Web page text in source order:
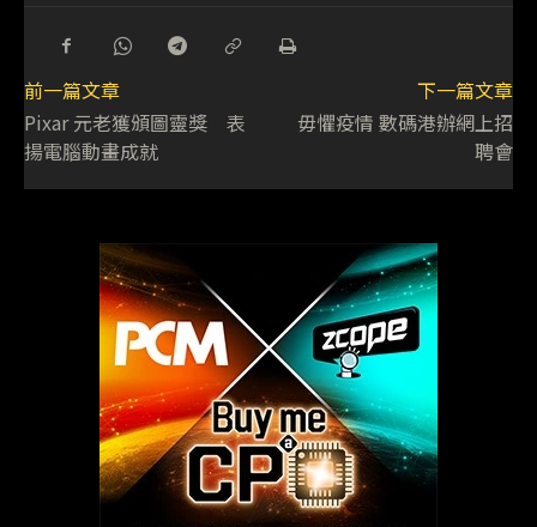
前一篇文章
Pixar 元老獲頒圖靈獎 表
揚電腦動畫成就
下一篇文章
毋懼疫情 數碼港辦網上招
聘會